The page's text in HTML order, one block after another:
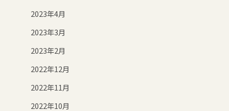
2023年4月
2023年3月
2023年2月
2022年12月
2022年11月
2022年10月